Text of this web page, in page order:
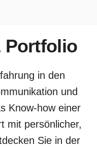
Portfolio
in den
und
Know-how einer
mit persönlicher,
Sie in der